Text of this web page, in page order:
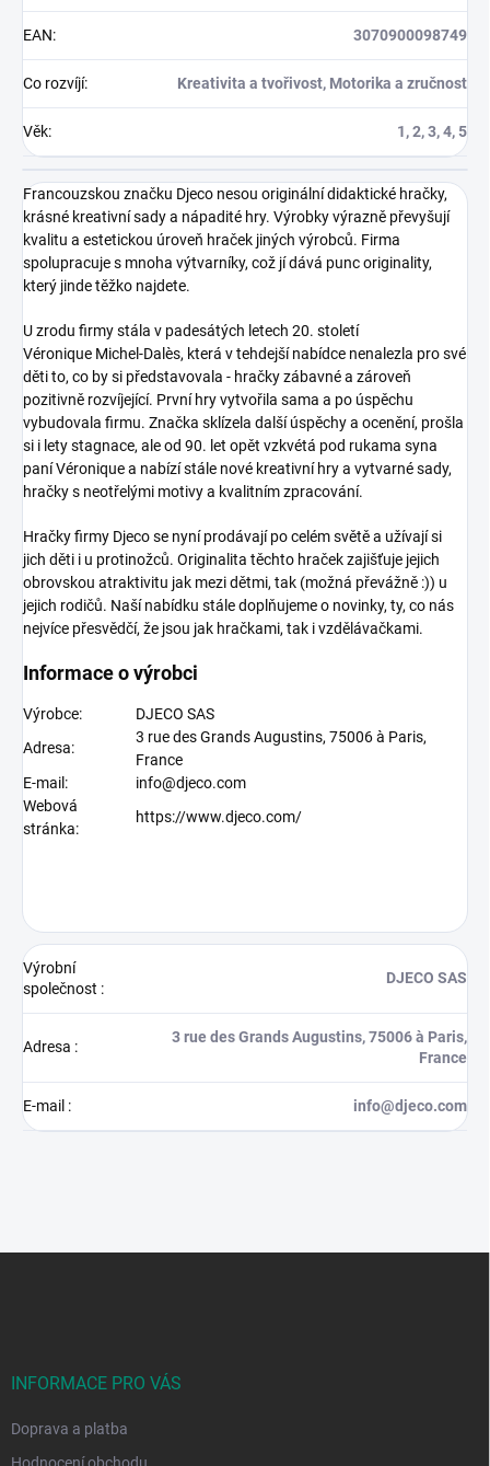
EAN: 3070900098749
Co rozvíjí: Kreativita a tvořivost, Motorika a zručnost
Věk: 1, 2, 3, 4, 5
Francouzskou značku Djeco nesou originální didaktické hračky,
krásné kreativní sady a nápadité hry. Výrobky výrazně převyšují
kvalitu a estetickou úroveň hraček jiných výrobců. Firma
spolupracuje s mnoha výtvarníky, což jí dává punc originality,
který jinde těžko najdete.
U zrodu firmy stála v padesátých letech 20. století
Véronique Michel-Dalès, která v tehdejší nabídce nenalezla pro své
děti to, co by si představovala - hračky zábavné a zároveň
pozitivně rozvíjející. První hry vytvořila sama a po úspěchu
vybudovala firmu. Značka sklízela další úspěchy a ocenění, prošla
si i lety stagnace, ale od 90. let opět vzkvétá pod rukama syna
paní Véronique a nabízí stále nové kreativní hry a vytvarné sady,
hračky s neotřelými motivy a kvalitním zpracování.
Hračky firmy Djecose nyní prodávají po celém světě a užívají si
jich děti i u protinožců. Originalita těchto hraček zajišťuje jejich
obrovskou atraktivitu jak mezi dětmi, tak (možná převážně :)) u
jejich rodičů. Naší nabídku stále doplňujeme o novinky, ty, co nás
nejvíce přesvědčí, že jsou jak hračkami, tak i vzdělávačkami.
Informace o výrobci
Výrobce:
DJECO SAS
Adresa:
3 rue des Grands Augustins, 75006 à Paris,
France
E-mail:
info@djeco.com
Webová
stránka:
https://www.djeco.com/
Výrobní
společnost :
DJECO SAS
Adresa :
3 rue des Grands Augustins, 75006 à Paris,
France
E-mail : info@djeco.com
INFORMACE PRO VÁS
Doprava a platba